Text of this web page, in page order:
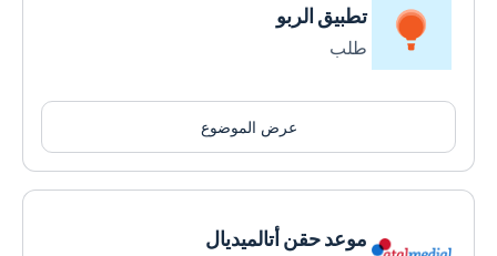
تطبيق الربو
طلب
عرض الموضوع
موعد حقن أتالميديال